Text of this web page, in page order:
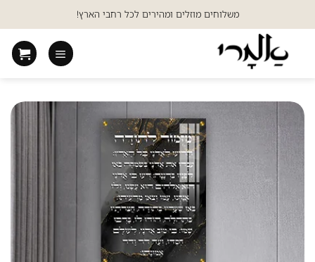
to
content
משלוחים מוזלים ומהירים לכל רחבי הארץ!